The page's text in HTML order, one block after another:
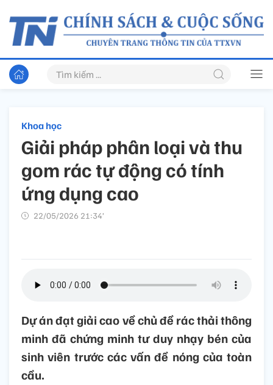
Khoa học
Giải pháp phân loại và thu
gom rác tự động có tính
ứng dụng cao
22/05/2026 21:34’
Dự án đạt giải cao về chủ đề rác thải thông
minh đã chứng minh tư duy nhạy bén của
sinh viên trước các vấn đề nóng của toàn
cầu.